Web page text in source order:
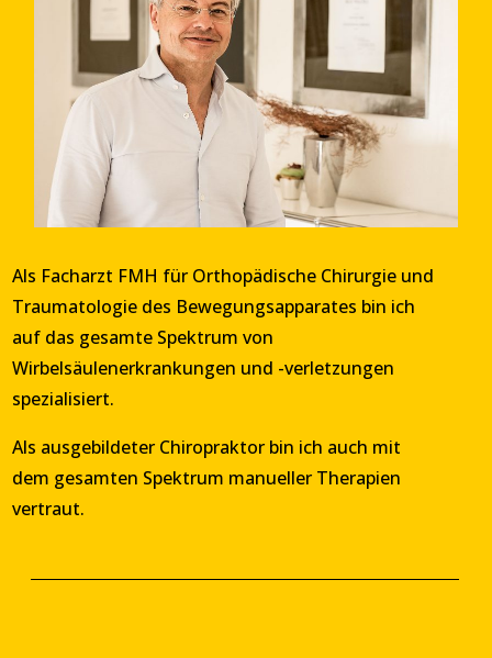
Als Facharzt FMH für Orthopädische Chirurgie und
Traumatologie des Bewegungsapparates bin ich
auf das gesamte Spektrum von
Wirbelsäulenerkrankungen und -verletzungen
spezialisiert.
Als ausgebildeter Chiropraktor bin ich auch mit
dem gesamten Spektrum manueller Therapien
vertraut.